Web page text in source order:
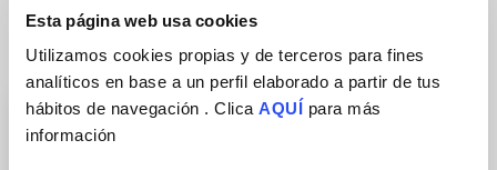
Esta página web usa cookies
Utilizamos cookies propias y de terceros para fines
analíticos en base a un perfil elaborado a partir de tus
hábitos de navegación . Clica AQUÍ para más
información
Research Groups